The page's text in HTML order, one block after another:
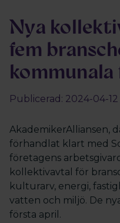
Nya
fem
kommunala
Publicerad: 2024-04-12
AkademikerAlliansen,
förhandlat klart med
företagens
kollektivavtal för
kulturarv, energi,
vatten och miljö. De
första april.